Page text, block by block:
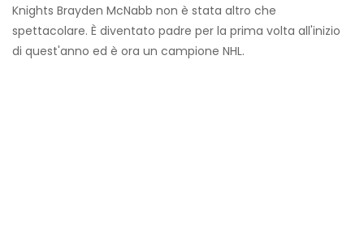
Knights Brayden McNabb non è stata altro che
spettacolare. È diventato padre per la prima volta all'inizio
di quest'anno ed è ora un campione NHL.